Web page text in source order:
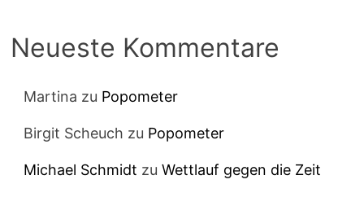
Neueste Kommentare
Martina zu Popometer
Birgit Scheuch zu Popometer
Michael Schmidt zuWettlauf gegen die Zeit